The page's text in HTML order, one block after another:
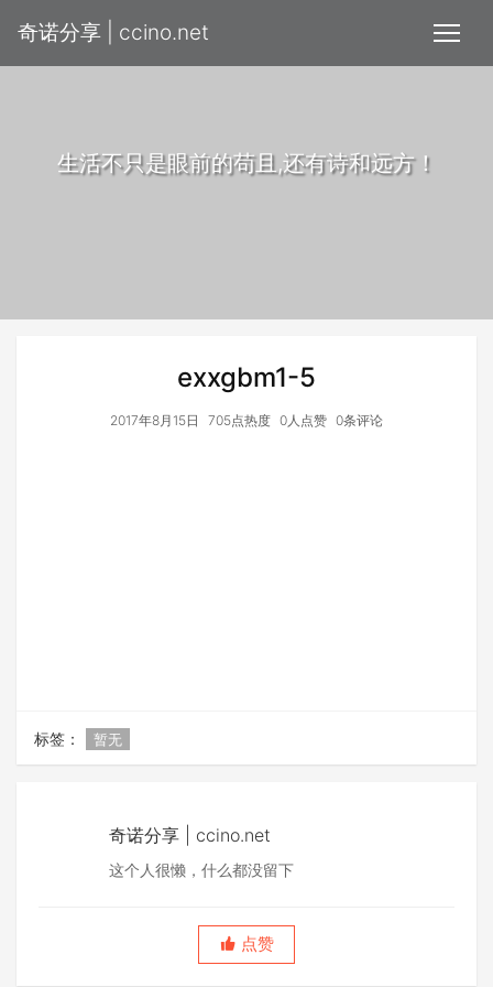
奇诺分享 | ccino.net
生活不只是眼前的苟且,还有诗和远方！
exxgbm1-5
2017年8月15日 705点热度 0人点赞 0条评论
标签： 暂无
奇诺分享 | ccino.net
这个人很懒，什么都没留下
点赞